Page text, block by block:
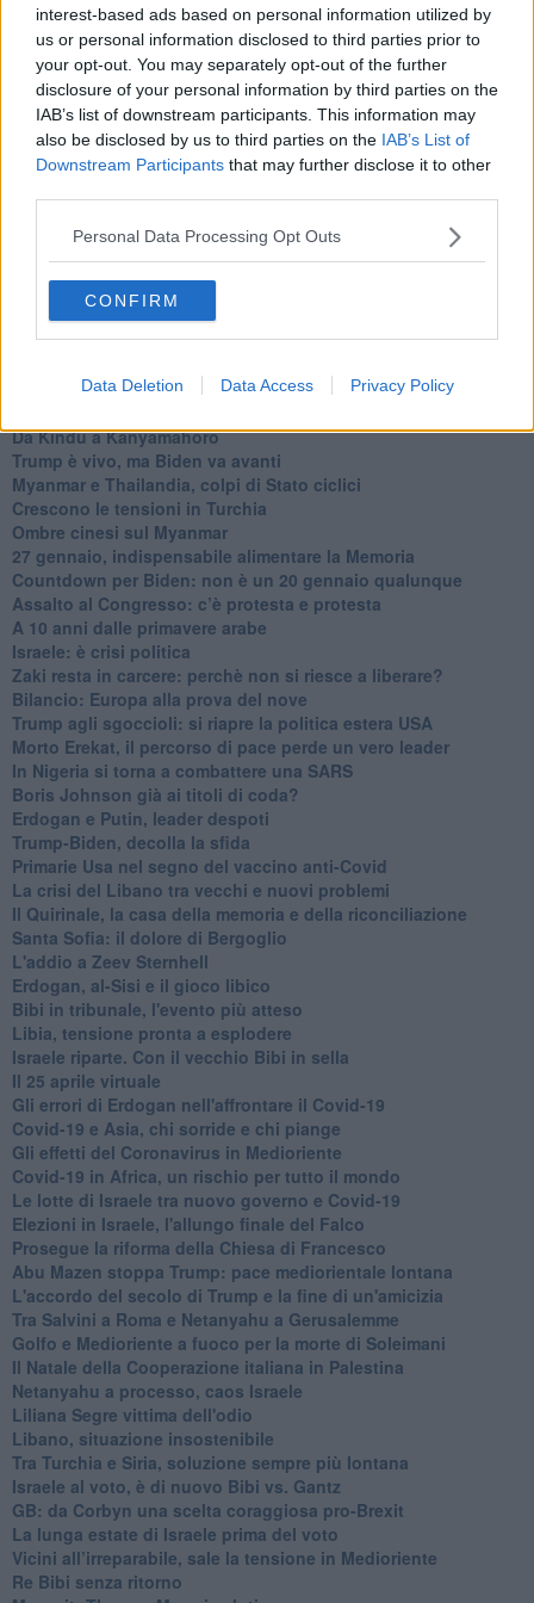
interest-based ads based on personal information utilized by
us or personal information disclosed to third parties prior to
your opt-out. You may separately opt-out of the further
disclosure of your personal information by third parties on the
IAB’s list of downstream participants. This information may
also be disclosed by us to third parties on the IAB’s List of
Downstream Participants that may further disclose it to other
Personal Data Processing Opt Outs
CONFIRM
Data Deletion Data Access Privacy Policy
Papa Bergoglio vedrà Viktor Orbán
Bennet, un giorno in attesa di Biden
Il ritorno dei talebani
​La lenta agonia del Libano
Sudafrica, è allarme alimentare
Usa di nuovo al centro della geopolitica internazionale
L’appuntamento di Israele con il cambiamento
La farsa delle elezioni in Siria
In Medioriente non ci sono favole, solo realtà
Niente di nuovo in Medioriente
La forza di Boris Johnson
Biden nuovo alleato armeno contro la Turchia
Mar Mediterraneo cimitero silente
Richiami neo ottomani, la Francia guarda sospetta
Israele al voto: il Re sarà morto o vivo?
Da Kindu a Kanyamahoro
Trump è vivo, ma Biden va avanti
Myanmar e Thailandia, colpi di Stato ciclici
Crescono le tensioni in Turchia
Ombre cinesi sul Myanmar
27 gennaio, indispensabile alimentare la Memoria
Countdown per Biden: non è un 20 gennaio qualunque
Assalto al Congresso: c’è protesta e protesta
A 10 anni dalle primavere arabe
Israele: è crisi politica
Zaki resta in carcere: perchè non si riesce a liberare?
Bilancio: Europa alla prova del nove
Trump agli sgoccioli: si riapre la politica estera USA
Morto Erekat, il percorso di pace perde un vero leader
In Nigeria si torna a combattere una SARS
Boris Johnson già ai titoli di coda?
Erdogan e Putin, leader despoti
Trump-Biden, decolla la sfida
Primarie Usa nel segno del vaccino anti-Covid
La crisi del Libano tra vecchi e nuovi problemi
Il Quirinale, la casa della memoria e della riconciliazione
Santa Sofia: il dolore di Bergoglio
L'addio a ​Zeev Sternhell
Erdogan, al-Sisi e il gioco libico
Bibi in tribunale, l'evento più atteso
Libia, tensione pronta a esplodere
Israele riparte. Con il vecchio Bibi in sella
Il 25 aprile virtuale
Gli errori di Erdogan nell'affrontare il Covid-19
Covid-19 e Asia, chi sorride e chi piange
Gli effetti del Coronavirus in Medioriente
Covid-19 in Africa, un rischio per tutto il mondo
Le lotte di Israele tra nuovo governo e Covid-19
Elezioni in Israele, l'allungo finale del Falco
Prosegue la riforma della Chiesa di Francesco
Abu Mazen stoppa Trump: pace mediorientale lontana
L'accordo del secolo di Trump e la fine di un'amicizia
Tra Salvini a Roma e Netanyahu a Gerusalemme
Golfo e Medioriente a fuoco per la morte di Soleimani
Il Natale della Cooperazione italiana in Palestina
Netanyahu a processo, caos Israele
Liliana Segre vittima dell'odio
Libano, situazione insostenibile
Tra Turchia e Siria, soluzione sempre più lontana
Israele al voto, è di nuovo Bibi vs. Gantz
GB: da Corbyn una scelta coraggiosa pro-Brexit
La lunga estate di Israele prima del voto
Vicini all’irreparabile, sale la tensione in Medioriente
Re Bibi senza ritorno